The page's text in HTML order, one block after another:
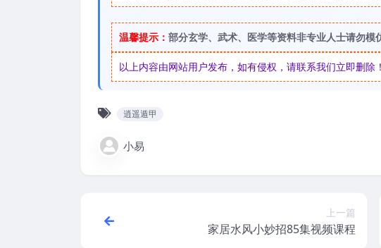
温馨提示： 部分玄学、武术、医学等资料非专业人士请勿模
以上内容由网站用户发布，如有侵权，请联系我们立即删
逍遥遁甲
小易
上一篇
家居水风小妙招85集视频课程